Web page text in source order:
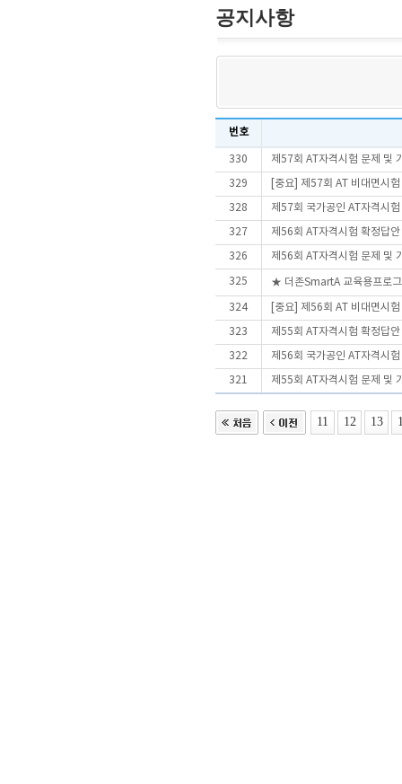
공지사항
번호
330 제57회 AT자격시험 문제 및
329 [중요] 제57회 AT 비대면시
328 제57회 국가공인 AT자격시
327 제56회 AT자격시험 확정답
326 제56회 AT자격시험 문제 및
325 ★ 더존SmartA 교육용프로
324 [중요] 제56회 AT 비대면시
323 제55회 AT자격시험 확정답
322 제56회 국가공인 AT자격시
321 제55회 AT자격시험 문제 및
11 12 13